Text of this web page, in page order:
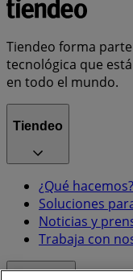
Tiendeo forma
tecnológica que
en todo el mundo.
Tiendeo
¿Qué hacemos?
Soluciones
Noticias y
Trabaja con